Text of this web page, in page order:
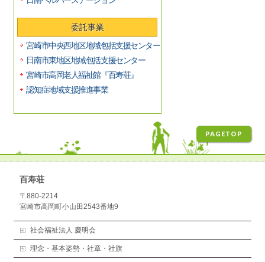
委託事業
宮崎市中央西地区地域包括支援センター
日南市東地区地域包括支援センター
宮崎市高岡老人福祉館『百寿荘』
認知症地域支援推進事業
PAGETOP
百寿荘
〒880-2214
宮崎市高岡町小山田2543番地9
社会福祉法人 慶明会
理念・基本姿勢・社章・社旗